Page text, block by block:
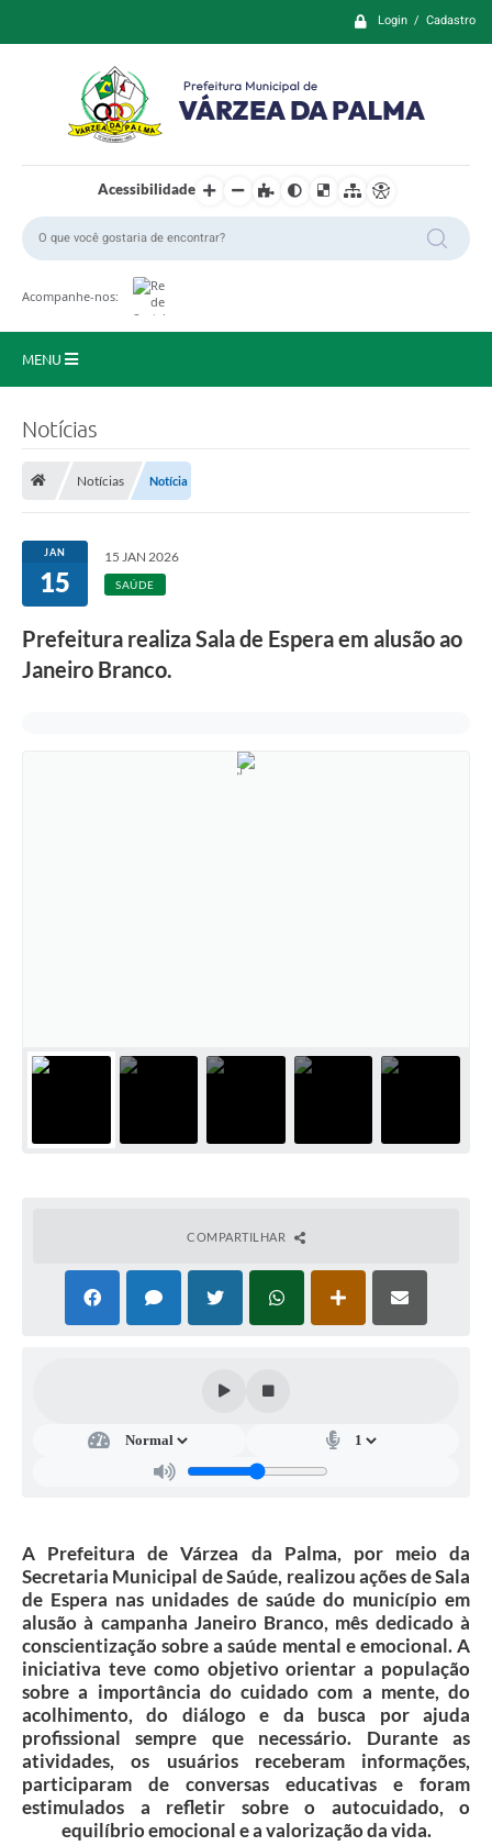
Login / Cadastro
Acessibilidade
Acompanhe-nos:
MENU
Cidadão
Publicações
Servidor
Transparência
A Nossa Cidade
Notícias
Galeria de Vídeos
Contas Públicas
Legislação
Links
Serviços Online
Telefones Úteis
Enquete
Agenda
Notícias
Notícias Notícia
JAN
15
15 JAN 2026
SAÚDE
Prefeitura realiza Sala de Espera em alusão ao
Janeiro Branco.
COMPARTILHAR
A Prefeitura de Várzea da Palma, por meio da
Secretaria Municipal de Saúde, realizou ações de Sala
de Espera nas unidades de saúde do município em
alusão à campanha Janeiro Branco, mês dedicado à
conscientização sobre a saúde mental e emocional. A
iniciativa teve como objetivo orientar a população
sobre a importância do cuidado com a mente, do
acolhimento, do diálogo e da busca por ajuda
profissional sempre que necessário. Durante as
atividades, os usuários receberam informações,
participaram de conversas educativas e foram
estimulados a refletir sobre o autocuidado, o
equilíbrio emocional e a valorização da vida.